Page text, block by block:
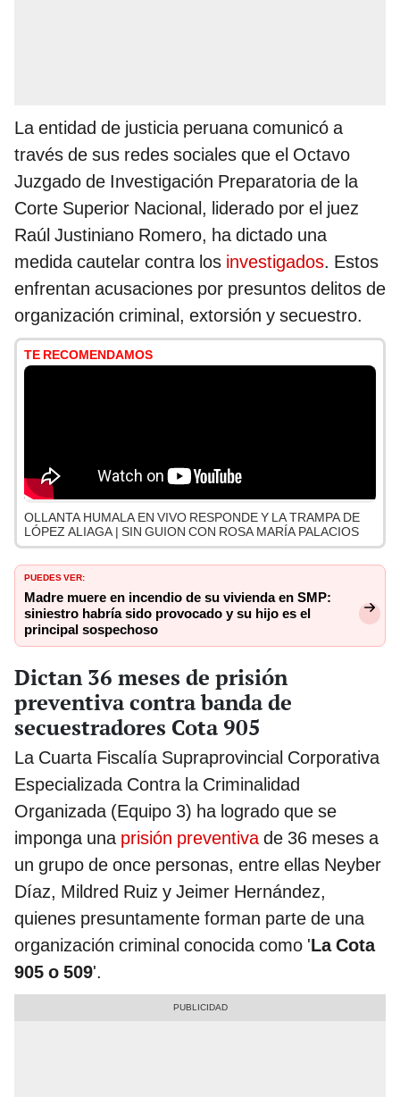
La entidad de justicia peruana comunicó a
través de sus redes sociales que el Octavo
Juzgado de Investigación Preparatoria de la
Corte Superior Nacional, liderado por el juez
Raúl Justiniano Romero, ha dictado una
medida cautelar contra los investigados. Estos
enfrentan acusaciones por presuntos delitos de
organización criminal, extorsión y secuestro.
TE RECOMENDAMOS
OLLANTA HUMALA EN VIVO RESPONDE Y LA TRAMPA DE
LÓPEZ ALIAGA | SIN GUION CON ROSA MARÍA PALACIOS
PUEDES VER:
Madre muere en incendio de su vivienda en SMP:
siniestro habría sido provocado y su hijo es el
principal sospechoso
Dictan 36 meses de prisión
preventiva contra banda de
secuestradores Cota 905
La Cuarta Fiscalía Supraprovincial Corporativa
Especializada Contra la Criminalidad
Organizada (Equipo 3) ha logrado que se
imponga una prisión preventivade 36 meses a
un grupo de once personas, entre ellas Neyber
Díaz, Mildred Ruiz y Jeimer Hernández,
quienes presuntamente forman parte de una
organización criminal conocida como 'La Cota
905 o 509'.